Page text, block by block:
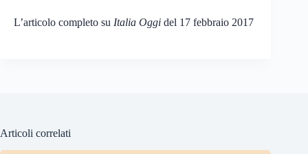
L’articolo completo su Italia Oggi del 17 febbraio 2017
Articoli correlati